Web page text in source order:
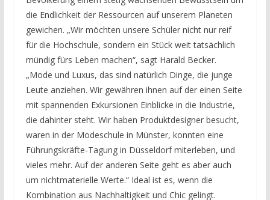
die Endlichkeit der Ressourcen auf unserem Planeten
gewichen. „Wir möchten unsere Schüler nicht nur reif
für die Hochschule, sondern ein Stück weit tatsächlich
mündig fürs Leben machen“, sagt Harald Becker.
„Mode und Luxus, das sind natürlich Dinge, die junge
Leute anziehen. Wir gewähren ihnen auf der einen Seite
mit spannenden Exkursionen Einblicke in die Industrie,
die dahinter steht. Wir haben Produktdesigner besucht,
waren in der Modeschule in Münster, konnten eine
Führungskräfte-Tagung in Düsseldorf miterleben, und
vieles mehr. Auf der anderen Seite geht es aber auch
um nichtmaterielle Werte.“ Ideal ist es, wenn die
Kombination aus Nachhaltigkeit und Chic gelingt.